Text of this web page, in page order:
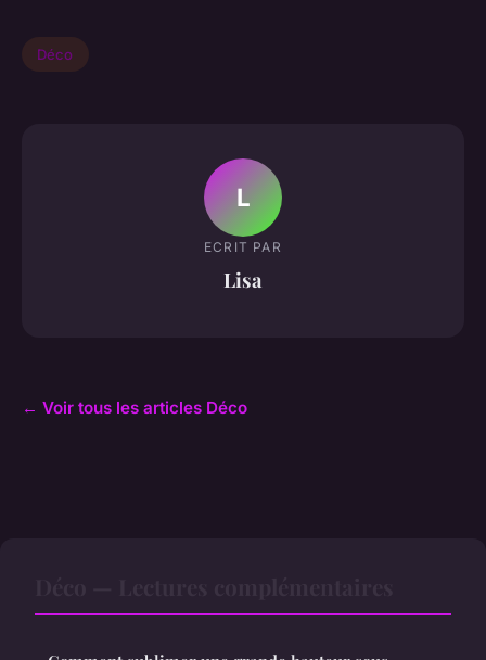
Déco
L
ECRIT PAR
Lisa
← Voir tous les articles Déco